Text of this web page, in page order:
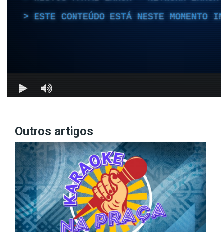
Outros artigos